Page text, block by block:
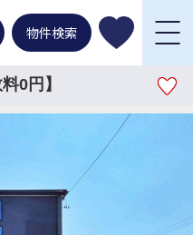
物件検索
0円】